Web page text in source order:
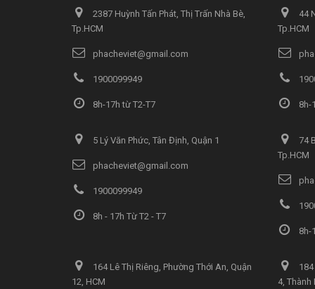
2387 Huỳnh Tấn Phát, Thị Trấn Nhà Bè,
Tp.HCM
phacheviet@gmail.com
1900099949
8h-17h từ T2-T7
44
Tp.HCM
8h-
5 Lý Văn Phức, Tân Định, Quận 1
phacheviet@gmail.com
1900099949
8h - 17h Từ T2 - T7
74
Tp.HCM
8h-
164 Lê Thị Riêng, Phường Thới An, Quận
12, HCM
4, Thành